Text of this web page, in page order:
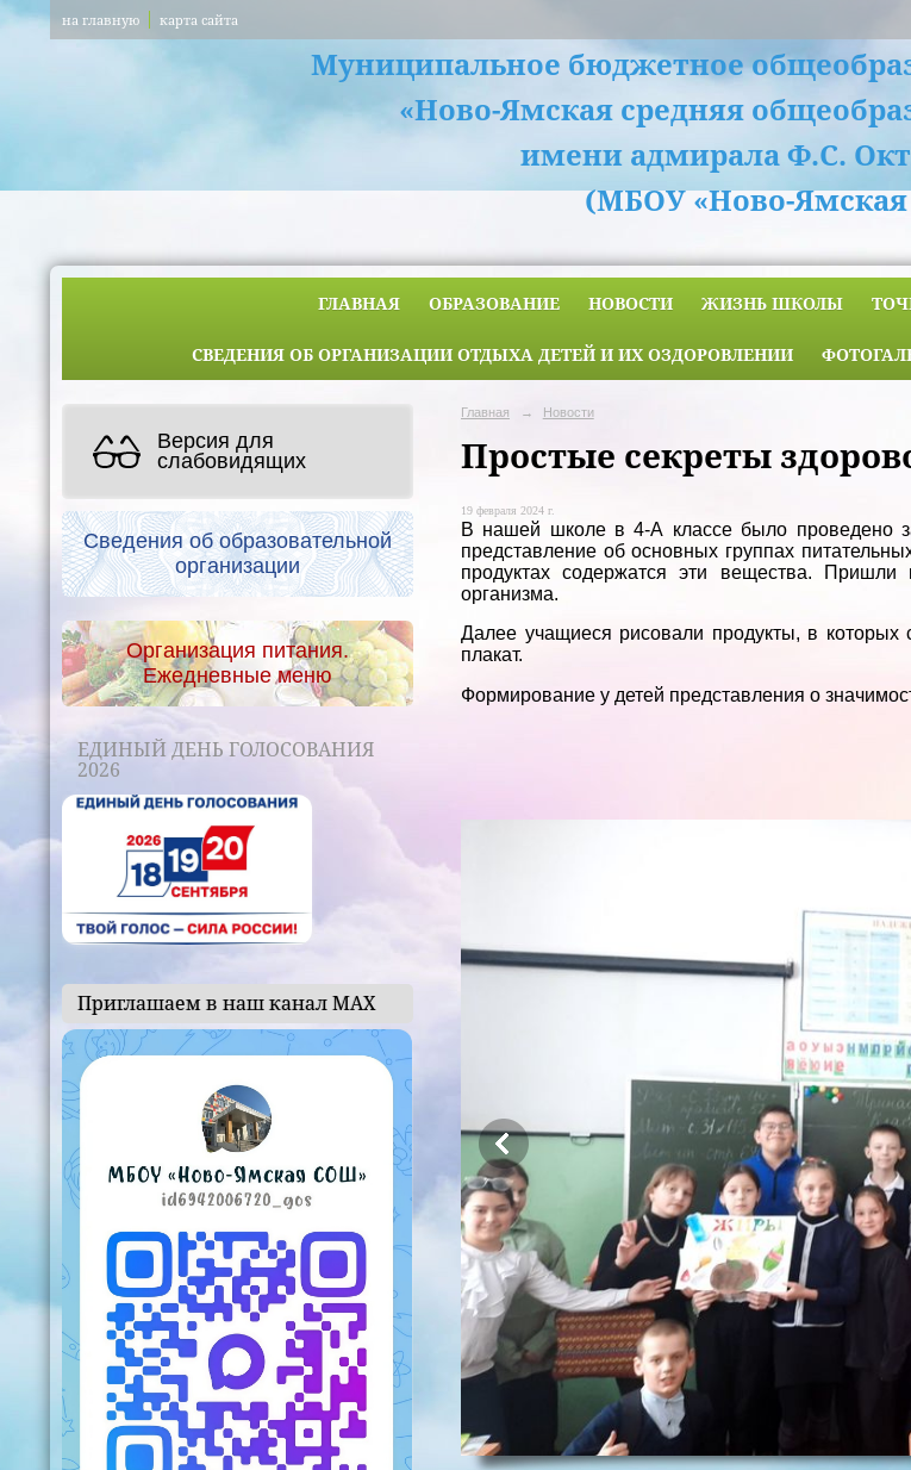
на главную карта сайта
Муниципальное бюджетное
«Ново-Ямская средняя
имени адмирала Ф.С.
(МБОУ «Ново-
ГЛАВНАЯ ОБРАЗОВАНИЕ НОВОСТИ ЖИЗНЬ ШКОЛЫ
СВЕДЕНИЯ ОБ ОРГАНИЗАЦИИ ОТДЫХА ДЕТЕЙ И ИХ ОЗДОРОВЛЕНИИ
Версия для
слабовидящих
Сведения об образовательной
организации
Организация питания.
Ежедневные меню
ЕДИНЫЙ ДЕНЬ ГОЛОСОВАНИЯ
2026
Приглашаем в наш канал МАХ
Главная → Новости
Простые секреты
19 февраля 2024 г.
В нашей школе в 4-А классе было проведено
представление об основных группах
продуктах содержатся эти вещества.
организма.
Далее учащиеся рисовали продукты, в
плакат.
Формирование у детей представления о